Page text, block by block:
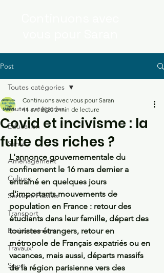
Post
Toutes catégories
Education
Santé
Aménagement
Culture
Services Publics
Transport
Environnement
Travaux
Sport
Toutes catégories
Covid et incivisme : la
fuite des riches ?
Continuons avec vous pour Saran
11 avr. 2020 2 min de lecture
L'annonce gouvernementale du
confinement le 16 mars dernier a
entraîné en quelques jours
d'importants mouvements de
population en France : retour des
étudiants dans leur famille, départ des
touristes étrangers, retour en
métropole de Français expatriés ou en
vacances, mais aussi, départs massifs
de la région parisienne vers des